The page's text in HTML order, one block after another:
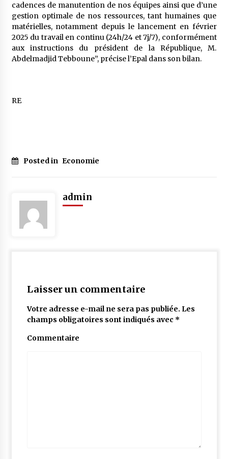
cadences de manutention de nos équipes ainsi que d’une
gestion optimale de nos ressources, tant humaines que
matérielles, notamment depuis le lancement en février
2025 du travail en continu (24h/24 et 7j/7), conformément
aux instructions du président de la République, M.
Abdelmadjid Tebboune”, précise l’Epal dans son bilan.
RE
Posted in Economie
admin
Laisser un commentaire
Votre adresse e-mail ne sera pas publiée. Les
champs obligatoires sont indiqués avec *
Commentaire